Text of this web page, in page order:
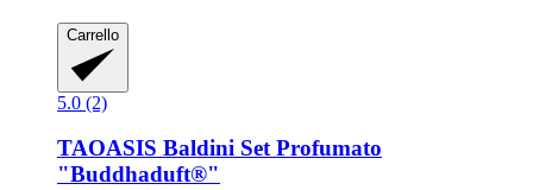
Carrello
5.0 (2)
TAOASIS Baldini Set Profumato
"Buddhaduft®"